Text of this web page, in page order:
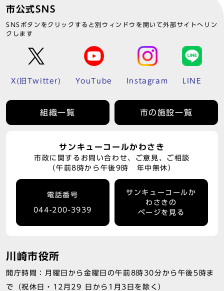
市公式SNS
SNSボタンをクリックすると別ウィンドウを開いて外部サイトへリン
クします
X(旧Twitter) YouTube Instagram LINE
組織一覧 市の施設一覧
サンキューコールかわさき
市政に関するお問い合わせ、ご意見、ご相談
（午前8時から午後9時 年中無休）
電話番号
044-200-3939
サンキューコールか
わさきの
ページを見る
川崎市役所
開庁時間：月曜日から金曜日の午前8時30分から午後5時ま
で（祝休日・12月29 日から1月3日を除く）